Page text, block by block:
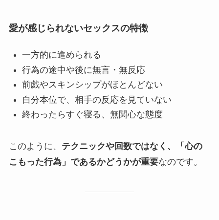
愛が感じられないセックスの特徴
一方的に進められる
行為の途中や後に無言・無反応
前戯やスキンシップがほとんどない
自分本位で、相手の反応を見ていない
終わったらすぐ寝る、無関心な態度
このように、 テクニックや回数ではなく、「心の
こもった行為」であるかどうかが重要なのです。